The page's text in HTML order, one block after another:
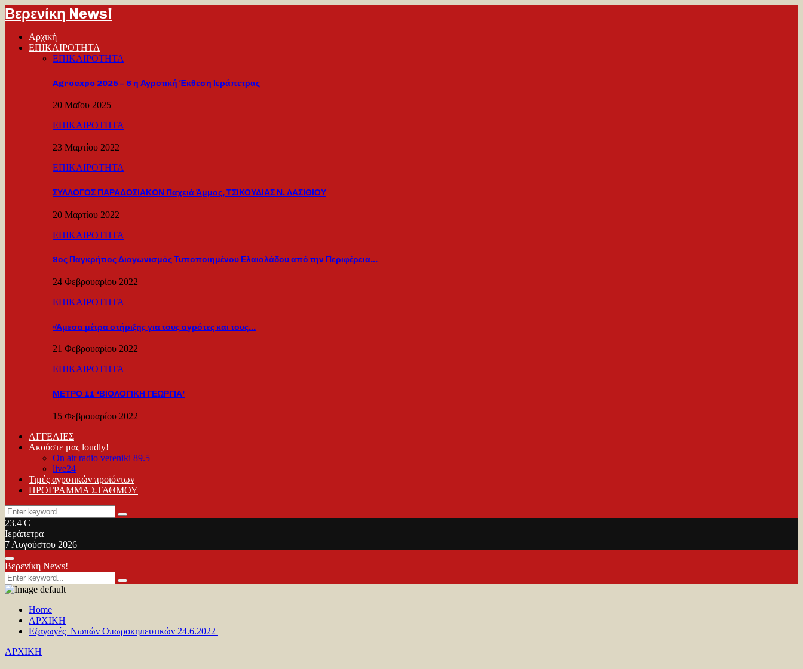
Βερενίκη News!
Αρχική
ΕΠΙΚΑΙΡΟΤΗΤΑ
ΕΠΙΚΑΙΡΟΤΗΤΑ
Agroexpo 2025 – 6 η Αγροτική Έκθεση Ιεράπετρας
20 Μαΐου 2025
ΕΠΙΚΑΙΡΟΤΗΤΑ
23 Μαρτίου 2022
ΕΠΙΚΑΙΡΟΤΗΤΑ
ΣΥΛΛΟΓΟΣ ΠΑΡΑΔΟΣΙΑΚΩΝ Παχειά Άμμος, ΤΣΙΚΟΥΔΙΑΣ Ν. ΛΑΣΙΘΙΟΥ
20 Μαρτίου 2022
ΕΠΙΚΑΙΡΟΤΗΤΑ
8ος Παγκρήτιος Διαγωνισμός Τυποποιημένου Ελαιολάδου από την Περιφέρεια…
24 Φεβρουαρίου 2022
ΕΠΙΚΑΙΡΟΤΗΤΑ
«Άμεσα μέτρα στήριξης για τους αγρότες και τους…
21 Φεβρουαρίου 2022
ΕΠΙΚΑΙΡΟΤΗΤΑ
ΜΕΤΡΟ 11 ‘ΒΙΟΛΟΓΙΚΗ ΓΕΩΡΓΙΑ’
15 Φεβρουαρίου 2022
ΑΓΓΕΛΙΕΣ
Ακούστε μας loudly!
On air radio vereniki 89.5
live24
Τιμές αγροτικών προϊόντων
ΠΡΟΓΡΑΜΜΑ ΣΤΑΘΜΟΥ
Search
for:
Search
23.4 C
Ιεράπετρα
7 Αυγούστου 2026
Facebook
Twitter
Youtube
Primary
Menu
Βερενίκη News!
Search
for:
Search
Home
ΑΡΧΙΚΗ
Εξαγωγές Νωπών Οπωροκηπευτικών 24.6.2022
ΑΡΧΙΚΗ